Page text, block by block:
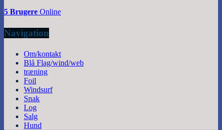
5 Brugere Online
Navigation
Om/kontakt
Blå Flag/wind/web
træning
Foil
Windsurf
Snak
Log
Salg
Hund